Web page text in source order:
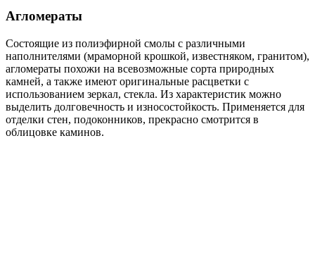
Агломераты
Состоящие из полиэфирной смолы с различными
наполнителями (мраморной крошкой, известняком, гранитом),
агломераты похожи на всевозможные сорта природных
камней, а также имеют оригинальные расцветки с
использованием зеркал, стекла. Из характеристик можно
выделить долговечность и износостойкость. Применяется для
отделки стен, подоконников, прекрасно смотрится в
облицовке каминов.